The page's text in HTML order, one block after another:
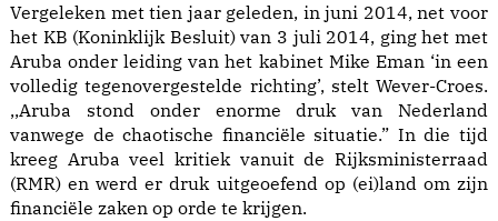
Vergeleken met tien jaar geleden, in juni 2014, net voor
het KB (Koninklijk Besluit) van 3 juli 2014, ging het met
Aruba onder leiding van het kabinet Mike Eman ‘in een
volledig tegenovergestelde richting’, stelt Wever-Croes.
,,Aruba stond onder enorme druk van Nederland
vanwege de chaotische financiële situatie.” In die tijd
kreeg Aruba veel kritiek vanuit de Rijksministerraad
(RMR) en werd er druk uitgeoefend op (ei)land om zijn
financiële zaken op orde te krijgen.